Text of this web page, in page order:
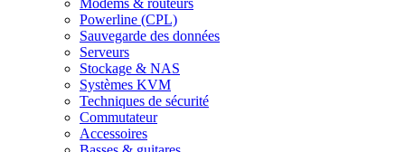
Modems & routeurs
Powerline (CPL)
Sauvegarde des données
Serveurs
Stockage & NAS
Systèmes KVM
Techniques de sécurité
Commutateur
Accessoires